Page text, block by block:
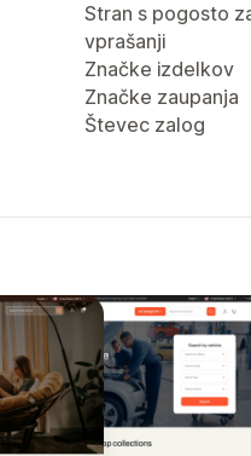
Stran s pogosto
vprašanji
Značke izdelkov
Značke zaupanja
Števec zalog